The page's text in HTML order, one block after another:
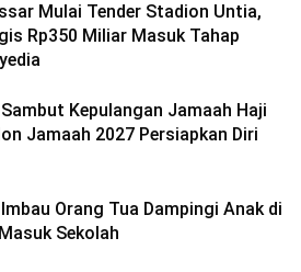
Mulai Tender Stadion Untia,
Rp350 Miliar Masuk Tahap
Kepulangan Jamaah Haji
Jamaah 2027 Persiapkan Diri
Orang Tua Dampingi Anak di
Sekolah